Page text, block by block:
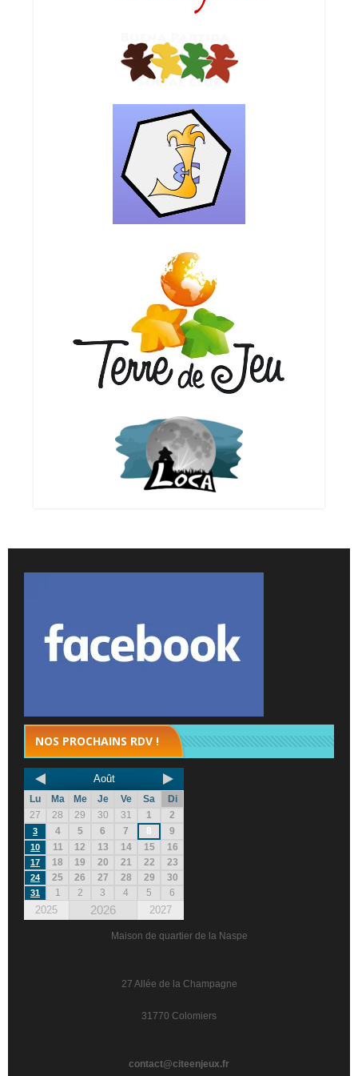
NOS PROCHAINS RDV !
Août
Lu Ma Me Je Ve Sa
Di
27
28 29 30 31 1 2
3 4 5 6 7 8 9
10 11 12 13 14 15 16
17 18 19 20 21 22 23
24 25 26 27 28 29 30
31 1 2 3 4 5 6
2025 2026 2027
Maison de quartier de la Naspe
27 Allée de la Champagne
31770 Colomiers
contact@citeenjeux.fr